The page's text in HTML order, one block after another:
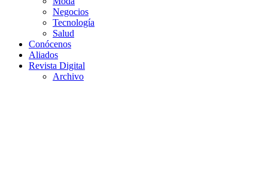
Negocios
Tecnología
Salud
Conócenos
Aliados
Revista Digital
Archivo